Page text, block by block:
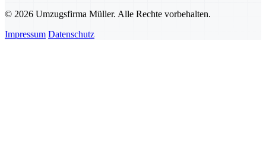
© 2026 Umzugsfirma Müller. Alle Rechte vorbehalten.
Impressum Datenschutz